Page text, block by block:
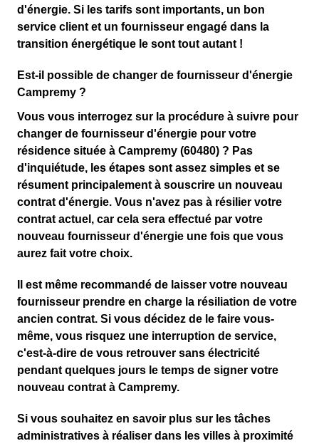
d'énergie. Si les tarifs sont importants, un bon
service client et un fournisseur engagé dans la
transition énergétique le sont tout autant !
Est-il possible de changer de fournisseur d'énergie
Campremy ?
Vous vous interrogez sur la procédure à suivre pour
changer de fournisseur d'énergie pour votre
résidence située à Campremy (60480) ? Pas
d'inquiétude, les étapes sont assez simples et se
résument principalement à souscrire un nouveau
contrat d'énergie. Vous n'avez pas à résilier votre
contrat actuel, car cela sera effectué par votre
nouveau fournisseur d'énergie une fois que vous
aurez fait votre choix.
Il est même recommandé de laisser votre nouveau
fournisseur prendre en charge la résiliation de votre
ancien contrat. Si vous décidez de le faire vous-
même, vous risquez une interruption de service,
c'est-à-dire de vous retrouver sans électricité
pendant quelques jours le temps de signer votre
nouveau contrat à Campremy.
Si vous souhaitez en savoir plus sur les tâches
administratives à réaliser dans les villes à proximité